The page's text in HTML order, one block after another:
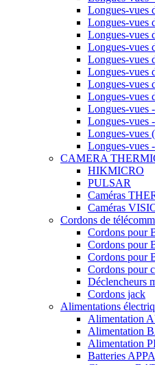
Longues-vues
Longues-vues
Longues-vues
Longues-vues
Longues-vues
Longues-vues
Longues-vues
Longues-vues
Longues-vues
Longues-vues
Longues-vues
Longues-vues
CAMERA
HIKMICRO
PULSAR
Caméras
Caméras
Cordons de
Cordons pour
Cordons pour
Cordons pour
Cordons pour
Déclencheurs
Cordons jack
Alimentations
Alimentation
Alimentation
Alimentation
Batteries